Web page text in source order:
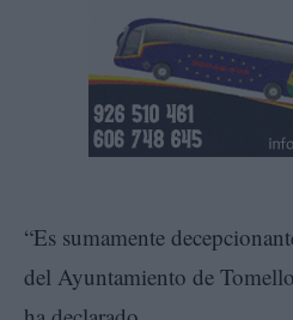
“Es sumamente
del Ayuntamiento de